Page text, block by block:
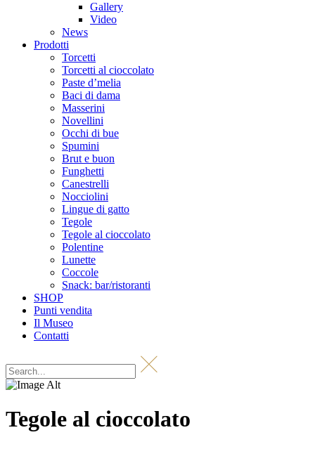
Gallery
Video
News
Prodotti
Torcetti
Torcetti al cioccolato
Paste d’melia
Baci di dama
Masserini
Novellini
Occhi di bue
Spumini
Brut e buon
Funghetti
Canestrelli
Nocciolini
Lingue di gatto
Tegole
Tegole al cioccolato
Polentine
Lunette
Coccole
Snack: bar/ristoranti
SHOP
Punti vendita
Il Museo
Contatti
Tegole al cioccolato